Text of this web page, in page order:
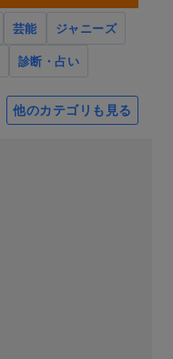
芸能
ジャニーズ
診断・占い
他のカテゴリも見る